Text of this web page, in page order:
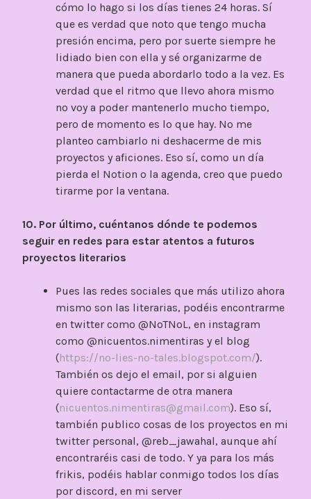
cómo lo hago si los días tienes 24 horas. Sí
que es verdad que noto que tengo mucha
presión encima, pero por suerte siempre he
lidiado bien con ella y sé organizarme de
manera que pueda abordarlo todo a la vez. Es
verdad que el ritmo que llevo ahora mismo
no voy a poder mantenerlo mucho tiempo,
pero de momento es lo que hay. No me
planteo cambiarlo ni deshacerme de mis
proyectos y aficiones. Eso sí, como un día
pierda el Notion o la agenda, creo que puedo
tirarme por la ventana.
10. Por último, cuéntanos dónde te podemos
seguir en redes para estar atentos a futuros
proyectos literarios
Pues las redes sociales que más utilizo ahora
mismo son las literarias, podéis encontrarme
en twitter como @NoTNoL, en instagram
como @nicuentos.nimentiras y el blog
(https://no-lies-no-tales.blogspot.com/).
También os dejo el email, por si alguien
quiere contactarme de otra manera
(nicuentos.nimentiras@gmail.com). Eso sí,
también publico cosas de los proyectos en mi
twitter personal, @reb_jawahal, aunque ahí
encontraréis casi de todo. Y ya para los más
frikis, podéis hablar conmigo todos los días
por discord, en mi server